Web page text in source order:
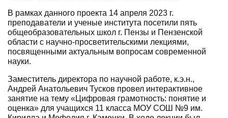
В рамках данного проекта 14 апреля 2023 г.
преподаватели и ученые института посетили пять
общеобразовательных школ г. Пензы и Пензенской
области с научно-просветительскими лекциями,
посвященными актуальным вопросам современной
науки.
Заместитель директора по научной работе, к.э.н.,
Андрей Анатольевич Тусков провел интерактивное
занятие на тему «Цифровая грамотность: понятие и
оценка» для учащихся 11 класса МОУ СОШ №9 им.